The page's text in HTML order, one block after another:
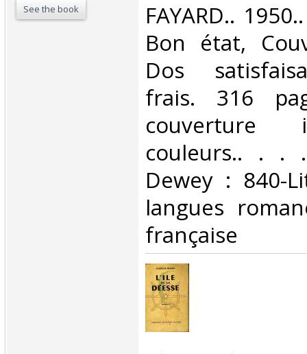
See the book
‎FAYARD..
Bon état,
Dos
frais. 316
couverture
couleurs.. . . .
Dewey : 840-
langues
française‎